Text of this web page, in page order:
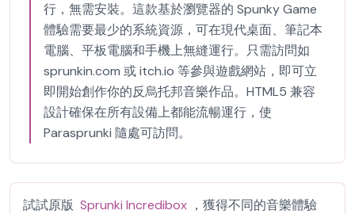
行，無需安裝。這款基於瀏覽器的 Spunky Game
體驗需要最少的系統資源，可在現代桌面、筆記本
電腦、平板電腦和手機上無縫運行。只需訪問如
sprunkin.com 或 itch.io 等參與遊戲網站，即可立
即開始創作你的反烏托邦音樂作品。HTML5 兼容
設計確保在所有設備上都能流暢運行，使
Parasprunki 隨處可訪問。
試試原版 Sprunki Incredibox ，獲得不同的音樂體驗